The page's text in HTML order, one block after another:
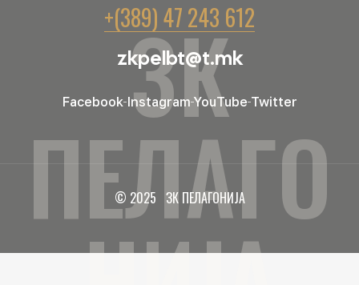
+(389) 47 243 612
zkpelbt@t.mk
Facebook Instagram YouTube Twitter
© 2025 ЗК ПЕЛАГОНИЈА
ЗК
ПЕЛАГО